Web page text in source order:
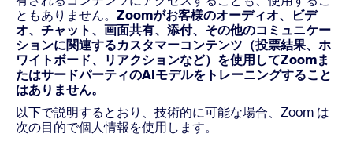
ともありません。 Zoomがお客様のオーディオ、ビデ
オ、チャット、画面共有、添付、その他のコミュニケー
ションに関連するカスタマーコンテンツ（投票結果、ホ
ワイトボード、リアクションなど）を使用してZoomま
たはサードパーティのAIモデルをトレーニングすること
はありません。
以下で説明するとおり、技術的に可能な場合、Zoom は
次の目的で個人情報を使用します。